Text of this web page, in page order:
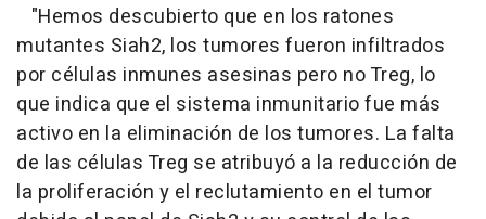
"Hemos descubierto que en los ratones
mutantes Siah2, los tumores fueron infiltrados
por células inmunes asesinas pero no Treg, lo
que indica que el sistema inmunitario fue más
activo en la eliminación de los tumores. La falta
de las células Treg se atribuyó a la reducción de
la proliferación y el reclutamiento en el tumor